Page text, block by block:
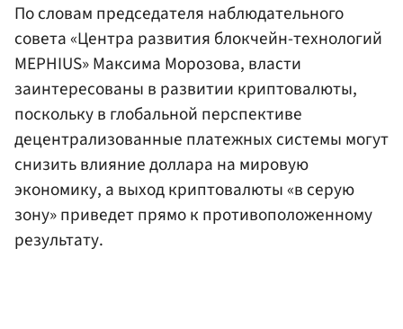
По словам председателя наблюдательного
совета «Центра развития блокчейн-технологий
MEPHIUS» Максима Морозова, власти
заинтересованы в развитии криптовалюты,
поскольку в глобальной перспективе
децентрализованные платежных системы могут
снизить влияние доллара на мировую
экономику, а выход криптовалюты «в серую
зону» приведет прямо к противоположенному
результату.